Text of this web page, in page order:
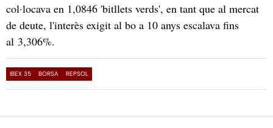
col·locava en 1,0846 'bitllets verds', en tant que al mercat
de deute, l'interès exigit al bo a 10 anys escalava fins
al 3,306%.
IBEX 35 BORSA REPSOL